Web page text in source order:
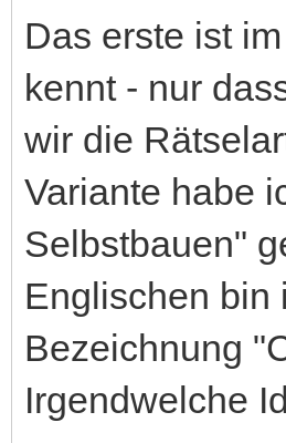
Das erste ist
kennt - nur
wir die
Variante habe
Selbstbauen"
Englischen bin
Bezeichnung
Irgendwelche